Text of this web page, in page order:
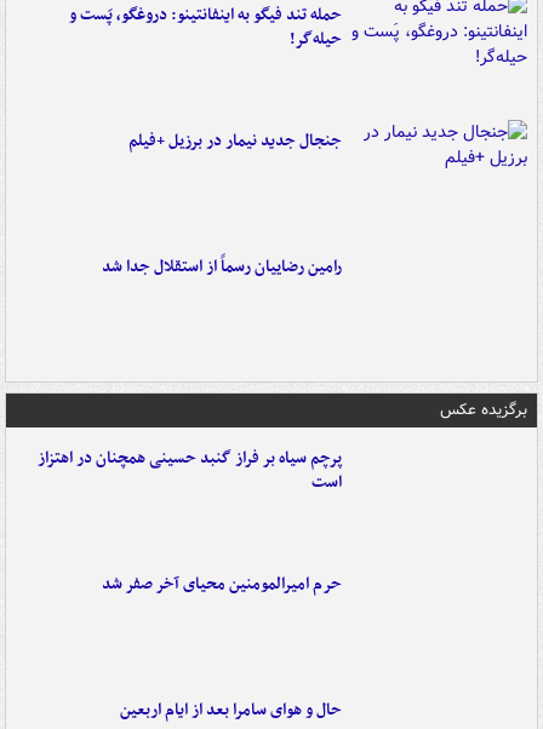
حمله تند فیگو به اینفانتینو: دروغگو، پَست‌ و
حیله‌گر!
جنجال جدید نیمار در برزیل +فیلم
رامین رضاییان رسماً از استقلال جدا شد
برگزیده عکس
پرچم سیاه بر فراز گنبد حسینی همچنان در اهتزاز
است
حرم امیرالمومنین محیای آخر صفر شد
حال و هوای سامرا بعد از ایام اربعین